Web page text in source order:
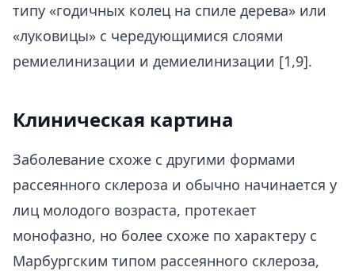
типу «годичных колец на спиле дерева» или
«луковицы» с чередующимися слоями
ремиелинизации и демиелинизации [1,9].
Клиническая картина
Заболевание схоже с другими формами
рассеянного склероза и обычно начинается у
лиц молодого возраста, протекает
монофазно, но более схоже по характеру с
Марбургским типом рассеянного склероза,